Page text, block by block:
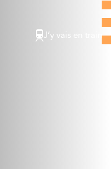
J’y vais en train